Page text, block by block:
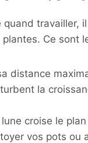
travailler,
Ce sont
distance
la
croise le
vos pots ou